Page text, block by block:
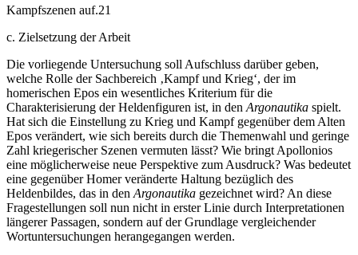
Kampfszenen auf.21
c. Zielsetzung der Arbeit
Die vorliegende Untersuchung soll Aufschluss darüber geben,
welche Rolle der Sachbereich ‚Kampf und Krieg‘, der im
homerischen Epos ein wesentliches Kriterium für die
Charakterisierung der Heldenfiguren ist, in den Argonautika spielt.
Hat sich die Einstellung zu Krieg und Kampf gegenüber dem Alten
Epos verändert, wie sich bereits durch die Themenwahl und geringe
Zahl kriegerischer Szenen vermuten lässt? Wie bringt Apollonios
eine möglicherweise neue Perspektive zum Ausdruck? Was bedeutet
eine gegenüber Homer veränderte Haltung bezüglich des
Heldenbildes, das in den Argonautika gezeichnet wird? An diese
Fragestellungen soll nun nicht in erster Linie durch Interpretationen
längerer Passagen, sondern auf der Grundlage vergleichender
Wortuntersuchungen herangegangen werden.